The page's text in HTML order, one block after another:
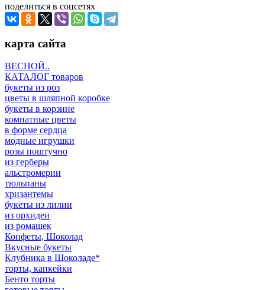
поделиться в соцсетях
карта сайта
ВЕСНОЙ..
КАТАЛОГ товаров
букеты из роз
цветы в шляпной коробке
букеты в корзине
комнатные цветы
в форме сердца
модные игрушки
розы поштучно
из герберы
альстромерии
тюльпаны
хризантемы
букеты из лилии
из орхидеи
из ромашек
Конфеты, Шоколад
Вкусные букеты
Клубника в Шоколаде*
торты, капкейки
Бенто торты